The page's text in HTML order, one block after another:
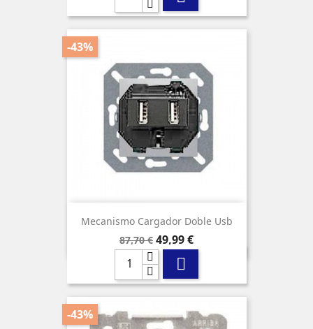
Mecanismo Cargador Doble Usb
Precio
base
87,70 €
-43%
Precio
49,99 €

-43%